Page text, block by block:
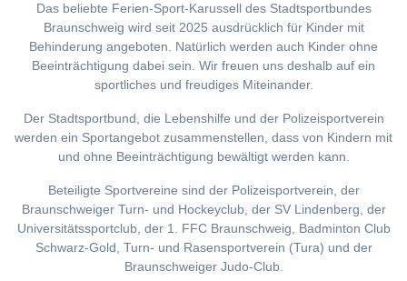
Das beliebte Ferien-Sport-Karussell des Stadtsportbundes
Braunschweig wird seit 2025 ausdrücklich für Kinder mit
Behinderung angeboten. Natürlich werden auch Kinder ohne
Beeinträchtigung dabei sein. Wir freuen uns deshalb auf ein
sportliches und freudiges Miteinander.
Der Stadtsportbund, die Lebenshilfe und der Polizeisportverein
werden ein Sportangebot zusammenstellen, dass von Kindern mit
und ohne Beeinträchtigung bewältigt werden kann.
Beteiligte Sportvereine sind der Polizeisportverein, der
Braunschweiger Turn- und Hockeyclub, der SV Lindenberg, der
Universitätssportclub, der 1. FFC Braunschweig, Badminton Club
Schwarz-Gold, Turn- und Rasensportverein (Tura) und der
Braunschweiger Judo-Club.